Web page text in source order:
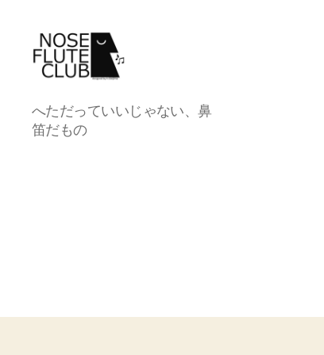
Noseflute
club
へただっていいじゃない、鼻
笛だもの